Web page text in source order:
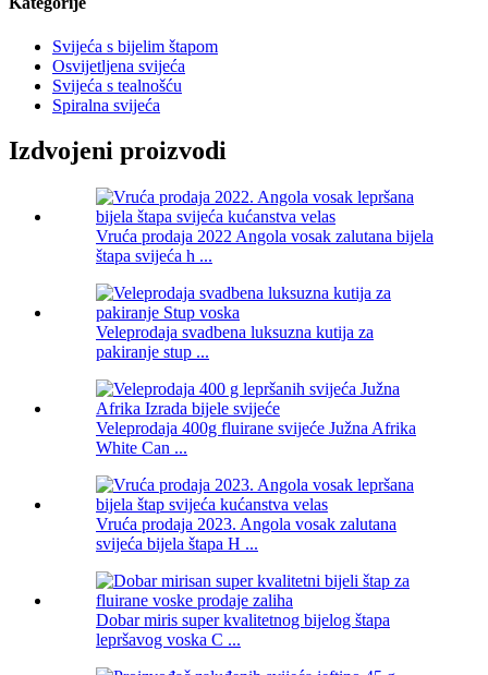
Svijeća s bijelim štapom
Osvijetljena svijeća
Svijeća s tealnošću
Spiralna svijeća
Izdvojeni proizvodi
Vruća prodaja 2022 Angola vosak zalutana bijela
štapa svijeća h ...
Veleprodaja svadbena luksuzna kutija za
pakiranje stup ...
Veleprodaja 400g fluirane svijeće Južna Afrika
White Can ...
Vruća prodaja 2023. Angola vosak zalutana
svijeća bijela štapa H ...
Dobar miris super kvalitetnog bijelog štapa
lepršavog voska C ...